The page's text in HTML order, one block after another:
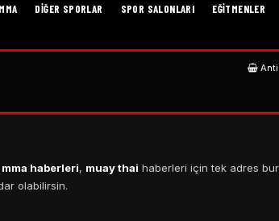
MMA DIĞER SPORLAR SPOR SALONLARI EĞITMENLER
mma haberleri, muay thai haberleri için tek adres
olabilirsin.